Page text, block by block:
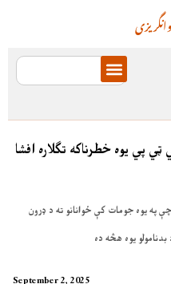
انگریزی
پي یوه خطرناکه تګلاره افشا
په یوه جومات کې ځوانانو ته د ډرون
بدنامولو یوه هڅه ده